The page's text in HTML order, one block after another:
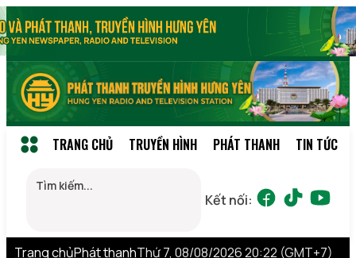
TRANG CHỦ TRUYỀN HÌNH PHÁT THANH TIN TỨC
Kết nối:
Trang chủPhát thanhThứ 7, 08/08/2026 20:22 (GMT+7)